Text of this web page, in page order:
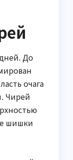
До
очага
Чирей
шишки